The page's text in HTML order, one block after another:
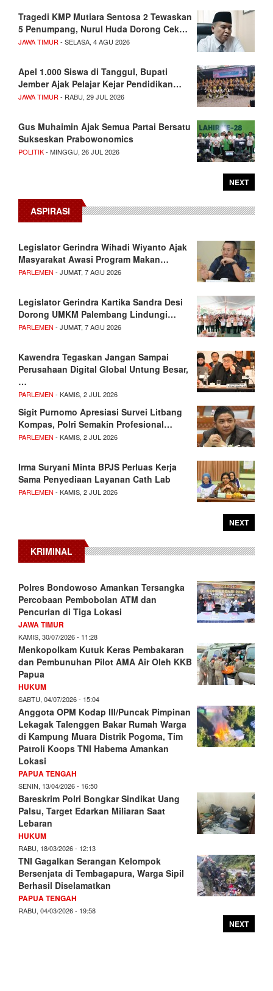
Tragedi KMP Mutiara Sentosa 2 Tewaskan
5 Penumpang, Nurul Huda Dorong Cek…
JAWA TIMUR - SELASA, 4 AGU 2026
Apel 1.000 Siswa di Tanggul, Bupati
Jember Ajak Pelajar Kejar Pendidikan…
JAWA TIMUR - RABU, 29 JUL 2026
Gus Muhaimin Ajak Semua Partai Bersatu
Sukseskan Prabowonomics
POLITIK- MINGGU, 26 JUL 2026
NEXT
ASPIRASI
Legislator Gerindra Wihadi Wiyanto Ajak
Masyarakat Awasi Program Makan…
PARLEMEN - JUMAT, 7 AGU 2026
Legislator Gerindra Kartika Sandra Desi
Dorong UMKM Palembang Lindungi…
PARLEMEN - JUMAT, 7 AGU 2026
Kawendra Tegaskan Jangan Sampai
Perusahaan Digital Global Untung Besar,
…
PARLEMEN - KAMIS, 2 JUL 2026
Sigit Purnomo Apresiasi Survei Litbang
Kompas, Polri Semakin Profesional…
PARLEMEN - KAMIS, 2 JUL 2026
Irma Suryani Minta BPJS Perluas Kerja
Sama Penyediaan Layanan Cath Lab
PARLEMEN - KAMIS, 2 JUL 2026
NEXT
KRIMINAL
Polres Bondowoso Amankan Tersangka
Percobaan Pembobolan ATM dan
Pencurian di Tiga Lokasi
JAWA TIMUR
KAMIS, 30/07/2026 - 11:28
Menkopolkam Kutuk Keras Pembakaran
dan Pembunuhan Pilot AMA Air Oleh KKB
Papua
HUKUM
SABTU, 04/07/2026 - 15:04
Anggota OPM Kodap III/Puncak Pimpinan
Lekagak Talenggen Bakar Rumah Warga
di Kampung Muara Distrik Pogoma, Tim
Patroli Koops TNI Habema Amankan
Lokasi
PAPUA TENGAH
SENIN, 13/04/2026 - 16:50
Bareskrim Polri Bongkar Sindikat Uang
Palsu, Target Edarkan Miliaran Saat
Lebaran
HUKUM
RABU, 18/03/2026 - 12:13
TNI Gagalkan Serangan Kelompok
Bersenjata di Tembagapura, Warga Sipil
Berhasil Diselamatkan
PAPUA TENGAH
RABU, 04/03/2026 - 19:58
NEXT